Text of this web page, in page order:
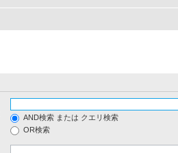
AND検索 または クエリ検索
OR検索